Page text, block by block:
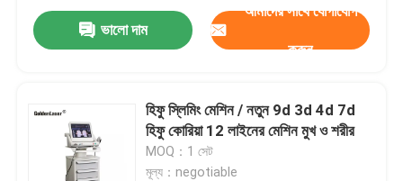
ভালো দাম
আমাদের সাথে যোগাযোগ
করুন
হিফু স্লিমিং মেশিন / নতুন 9d 3d 4d 7d
হিফু কোরিয়া 12 লাইনের মেশিন মুখ ও শরীর
MOQ：1 সেট
মূল্য：negotiable